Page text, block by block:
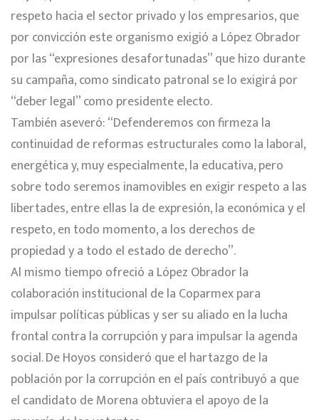
respeto hacia el sector privado y los empresarios, que
por convicción este organismo exigió a López Obrador
por las “expresiones desafortunadas” que hizo durante
su campaña, como sindicato patronal se lo exigirá por
“deber legal” como presidente electo.
También aseveró: “Defenderemos con firmeza la
continuidad de reformas estructurales como la laboral,
energética y, muy especialmente, la educativa, pero
sobre todo seremos inamovibles en exigir respeto a las
libertades, entre ellas la de expresión, la económica y el
respeto, en todo momento, a los derechos de
propiedad y a todo el estado de derecho”.
Al mismo tiempo ofreció a López Obrador la
colaboración institucional de la Coparmex para
impulsar políticas públicas y ser su aliado en la lucha
frontal contra la corrupción y para impulsar la agenda
social. De Hoyos consideró que el hartazgo de la
población por la corrupción en el país contribuyó a que
el candidato de Morena obtuviera el apoyo de la